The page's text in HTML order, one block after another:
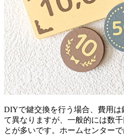
DIYで鍵交換を行う場合、費用
て異なりますが、一般的には数
とが多いです。ホームセンター